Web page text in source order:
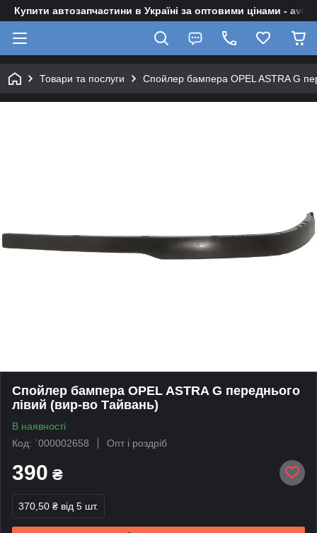
Купити автозапчастини в Україні за оптовими цінами -
Товари та послуги Спойлер бампера OPEL ASTRA G
Спойлер бампера OPEL ASTRA G переднього
лівий (вир-во Тайвань)
В наявності
Код: `000002658
Опт і роздріб
390 ₴
370,50 ₴ від 5 шт.